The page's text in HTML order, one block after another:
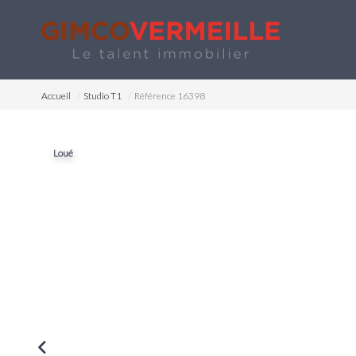
Accueil Studio T1 Référence 16398
Loué